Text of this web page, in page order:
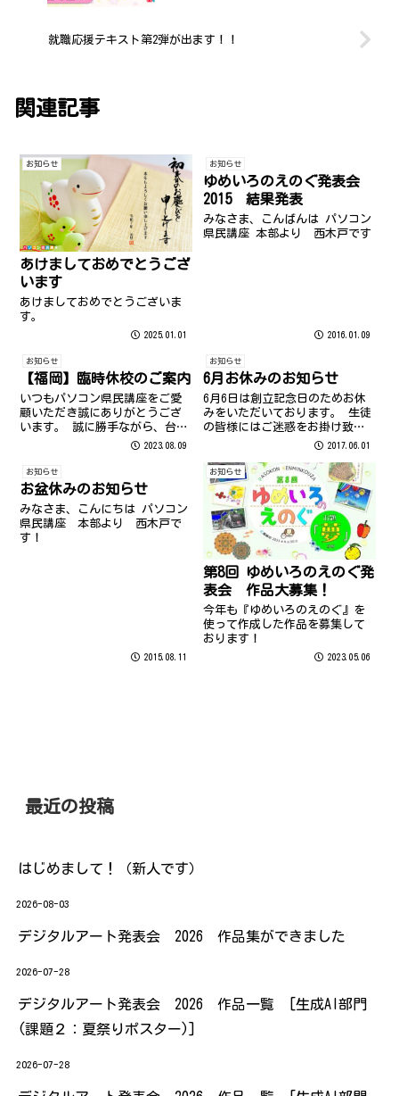
就職応援テキスト第2弾が出ます！！
関連記事
お知らせ
あけましておめでとうござ
います
あけましておめでとうございま
す。
2025.01.01
お知らせ
ゆめいろのえのぐ発表会
2015 結果発表
みなさま、こんばんは パソコン
県民講座 本部より 西木戸です
2016.01.09
お知らせ
【福岡】臨時休校のご案内
いつもパソコン県民講座をご愛
顧いただき誠にありがとうござ
います。 誠に勝手ながら、台風
6号の接近により、下記の通り臨
月9日（水） 大橋教室 午後か
ら臨時休校 ご受講予定の生徒様
は、後日改めてご予約いただき
ますよ...
2023.08.09
お知らせ
6月お休みのお知らせ
6月6日は創立記念日のためお休
みをいただいております。 生徒
の皆様にはご迷惑をお掛け致し
ますがよろしくお願い致しま
2017.06.01
お知らせ
お盆休みのお知らせ
みなさま、こんにちは パソコン
県民講座 本部より 西木戸で
す！
2015.08.11
お知らせ
第8回 ゆめいろのえのぐ発
表会 作品大募集！
今年も『ゆめいろのえのぐ』を
使って作成した作品を募集して
おります！
2023.05.06
最近の投稿
はじめまして！（新人です）
2026-08-03
デジタルアート発表会 2026 作品集ができました
2026-07-28
デジタルアート発表会 2026 作品一覧 [生成AI部門
(課題２：夏祭りポスター)]
2026-07-28